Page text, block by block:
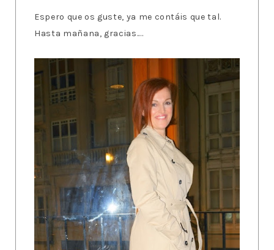
Espero que os guste, ya me contáis que tal.
Hasta mañana, gracias....